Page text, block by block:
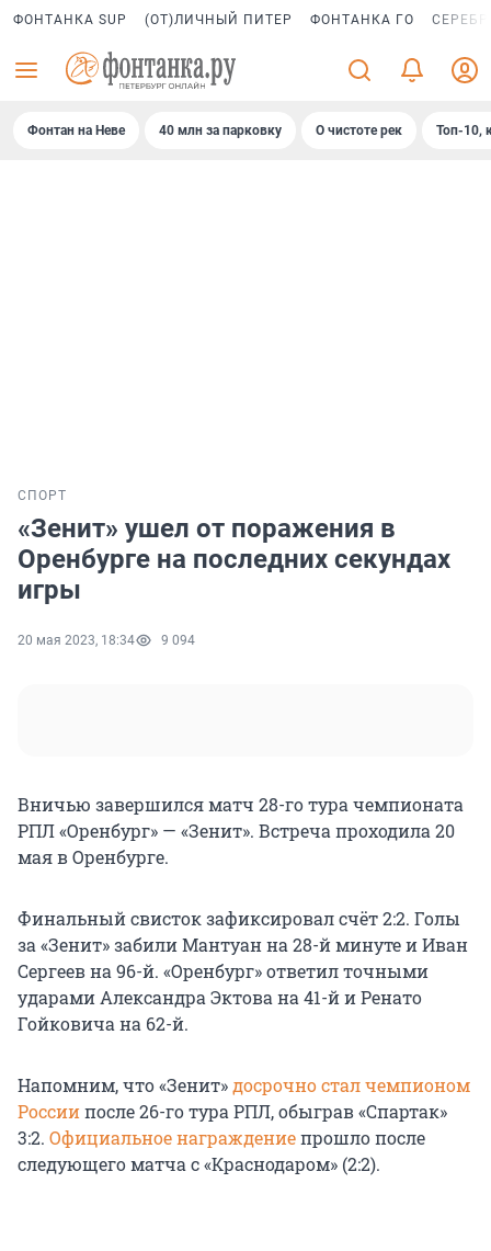
ФОНТАНКА SUP (ОТ)ЛИЧНЫЙ ПИТЕР ФОНТАНКА ГО
Фонтан на Неве 40 млн за парковку О чистоте рек Топ-10,
СПОРТ
«Зенит» ушел от поражения в
Оренбурге на последних секундах
игры
20 мая 2023, 18:34 9 094
Вничью завершился матч 28-го тура чемпионата
РПЛ «Оренбург» — «Зенит». Встреча проходила 20
мая в Оренбурге.
Финальный свисток зафиксировал счёт 2:2. Голы
за «Зенит» забили Мантуан на 28-й минуте и Иван
Сергеев на 96-й. «Оренбург» ответил точными
ударами Александра Эктова на 41-й и Ренато
Гойковича на 62-й.
Напомним, что «Зенит»досрочно стал чемпионом
Россиипосле 26-го тура РПЛ, обыграв «Спартак»
3:2. Официальное награждениепрошло после
следующего матча с «Краснодаром» (2:2).